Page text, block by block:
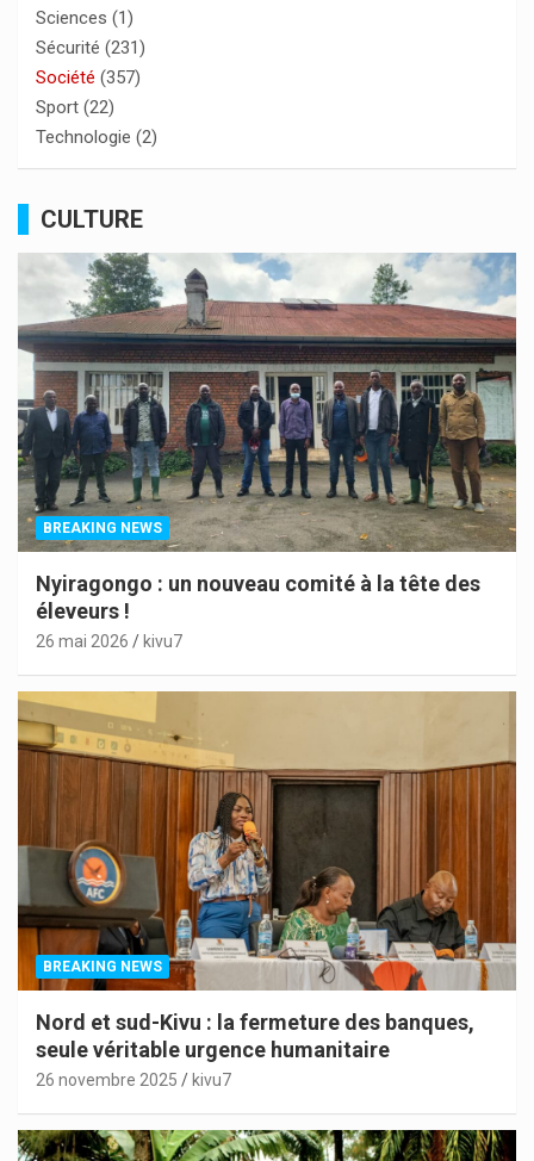
Sciences (1)
Sécurité (231)
Société (357)
Sport (22)
Technologie (2)
CULTURE
BREAKING NEWS
Nyiragongo : un nouveau comité à la tête des
éleveurs !
26 mai 2026 kivu7
BREAKING NEWS
Nord et sud-Kivu : la fermeture des banques,
seule véritable urgence humanitaire
26 novembre 2025 kivu7